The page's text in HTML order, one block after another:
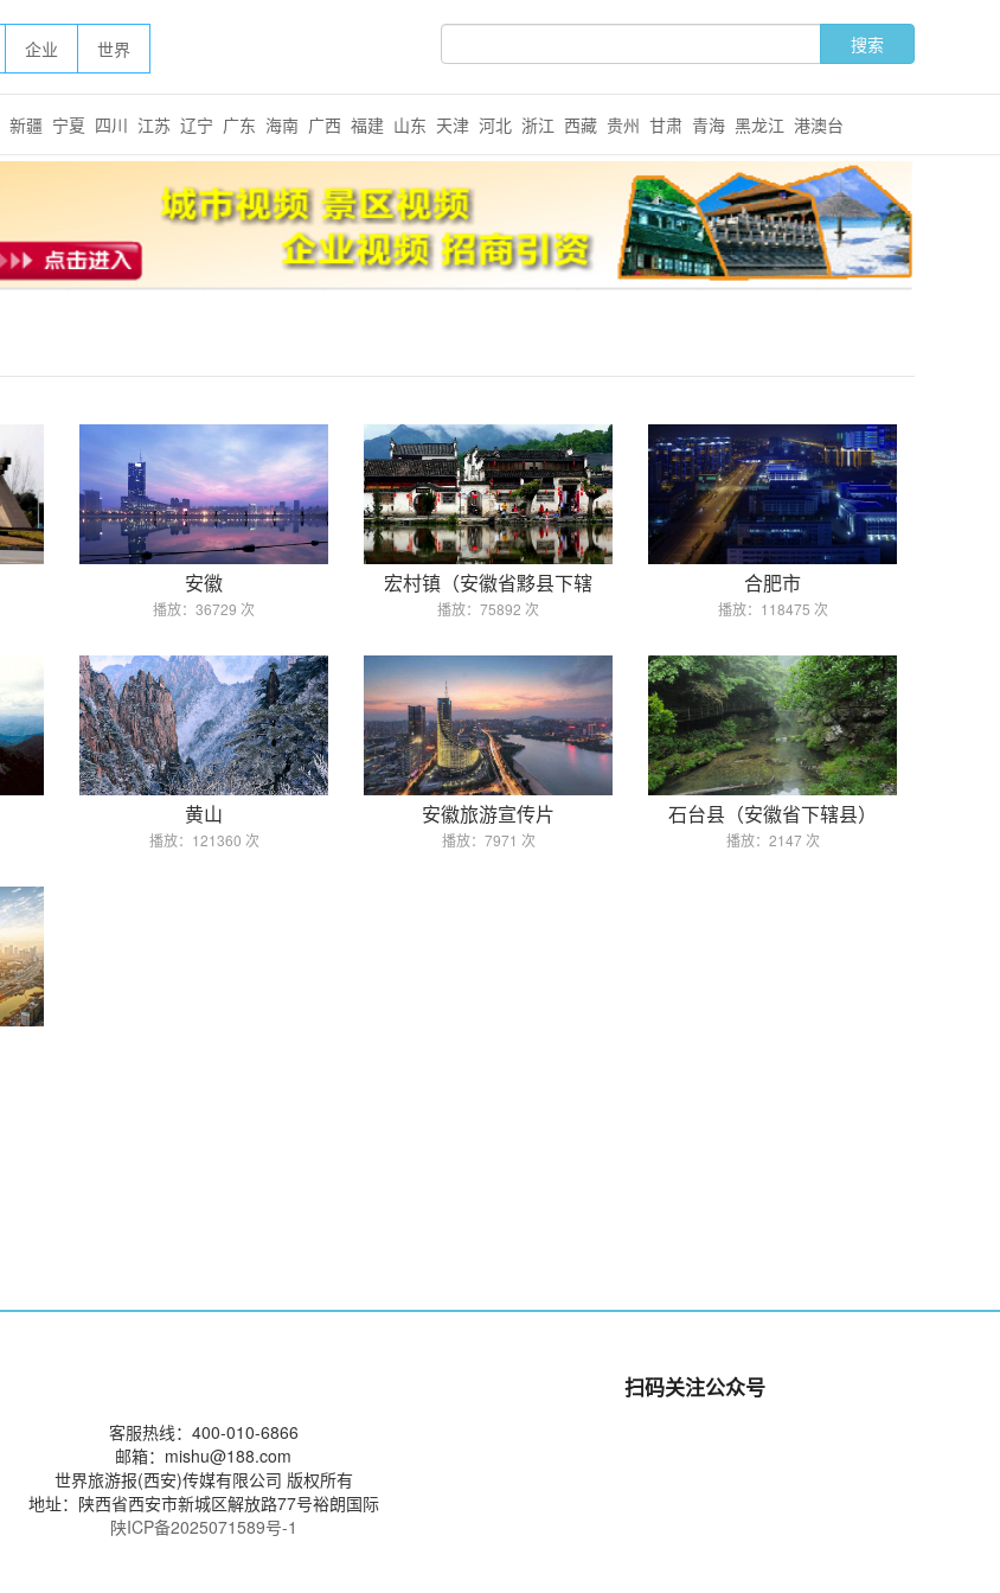
企业 世界
新疆 宁夏 四川 江苏 辽宁 广东 海南 广西 福建 山东 天津 河北 浙江 西藏 贵州 甘肃 青海 黑龙江 港澳台
安徽
播放：36729 次
宏村镇（安徽省黟县下辖
播放：75892 次
合肥市
播放：118475 次
黄山
播放：121360 次
安徽旅游宣传片
播放：7971 次
石台县（安徽省下辖县）
播放：2147 次
客服热线：400-010-6866
邮箱：mishu@188.com
世界旅游报(西安)传媒有限公司 版权所有
地址：陕西省西安市新城区解放路77号裕朗国际
陕ICP备2025071589号-1
扫码关注公众号